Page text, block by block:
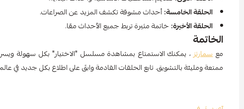
الحلقة الخامسة:أحداث مشوقة تكشف المزيد عن الصراعات.
الحلقة الأخيرة: خاتمة مثيرة تربط جميع الأحداث معًا.
الخاتمة
معسمارتز ، يمكنك الاستمتاع بمشاهدة مسلسل "الاختيار" بكل سهولة
ممتعة ومليئة بالتشويق. تابع الحلقات القادمة وابقَ على اطلاع بكل جديد في عالم